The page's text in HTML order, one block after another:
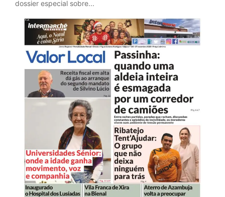
dossier especial sobre...